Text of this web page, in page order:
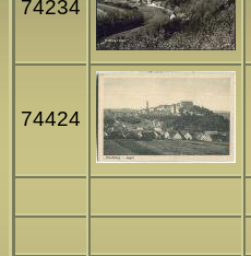
74234
74424